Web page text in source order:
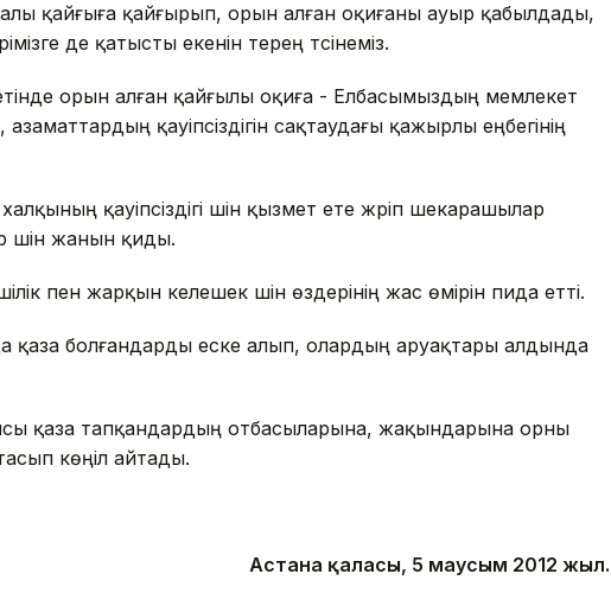
қайғыға қайғырып, орын алған оқиғаны ауыр қабылдады,
де қатысты екенін терең түсінеміз.
орын алған қайғылы оқиға - Елбасымыздың мемлекет
қауіпсіздігін сақтаудағы қажырлы еңбегінің
қауіпсіздігі үшін қызмет ете жүріп шекарашылар
үшін жанын қиды.
пен жарқын келешек үшін өздерінің жас өмірін пида етті.
қаза болғандарды еске алып, олардың аруақтары алдында
қаза тапқандардың отбасыларына, жақындарына орны
көңіл айтады.
Астана қаласы, 5 маусым 2012 жыл.